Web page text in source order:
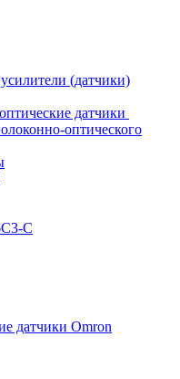
(датчики)
датчики
оптического
C
датчики Omron